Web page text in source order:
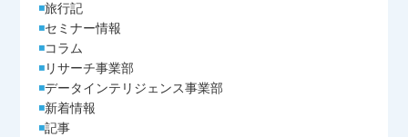
旅行記
セミナー情報
コラム
リサーチ事業部
データインテリジェンス事業部
新着情報
記事